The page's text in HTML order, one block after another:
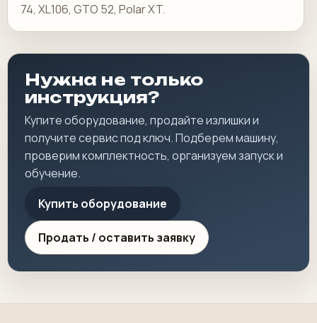
74, XL106, GTO 52, Polar XT.
Нужна не только
инструкция?
Купите оборудование, продайте излишки и
получите сервис под ключ. Подберем машину,
проверим комплектность, организуем запуск и
обучение.
Купить оборудование
Продать / оставить заявку